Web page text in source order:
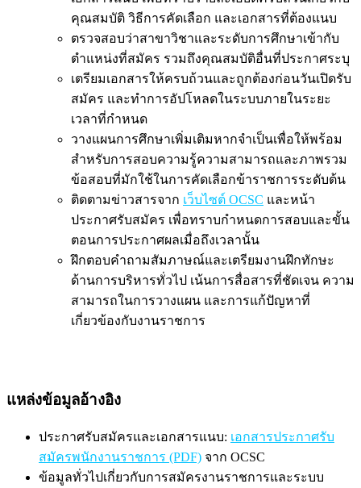
คุณสมบัติ วิธีการคัดเลือก และเอกสารที่ต้องแนบ
ตรวจสอบว่าสาขาวิชาและระดับการศึกษาเข้ากับ
ตำแหน่งที่สมัคร รวมถึงคุณสมบัติอื่นที่ประกาศระบุ
เตรียมเอกสารให้ครบถ้วนและถูกต้องก่อนวันเปิดรับ
สมัคร และทำการอัปโหลดในระบบภายในระยะ
เวลาที่กำหนด
วางแผนการศึกษาเพิ่มเติมหากจำเป็นเพื่อให้พร้อม
สำหรับการสอบความรู้ความสามารถและภาพรวม
ข้อสอบที่มักใช้ในการคัดเลือกข้าราชการระดับต้น
ติดตามข่าวสารจาก เว็บไซต์ OCSC และหน้า
ประกาศรับสมัคร เพื่อทราบกำหนดการสอบและขั้น
ตอนการประกาศผลเมื่อถึงเวลานั้น
ฝึกตอบคำถามสัมภาษณ์และเตรียมงานฝึกทักษะ
ด้านการบริหารทั่วไป เน้นการสื่อสารที่ชัดเจน ความ
สามารถในการวางแผน และการแก้ปัญหาที่
เกี่ยวข้องกับงานราชการ
แหล่งข้อมูลอ้างอิง
ประกาศรับสมัครและเอกสารแนบ: เอกสารประกาศรับ
สมัครพนักงานราชการ (PDF) จาก OCSC
ข้อมูลทั่วไปเกี่ยวกับการสมัครงานราชการและระบบ